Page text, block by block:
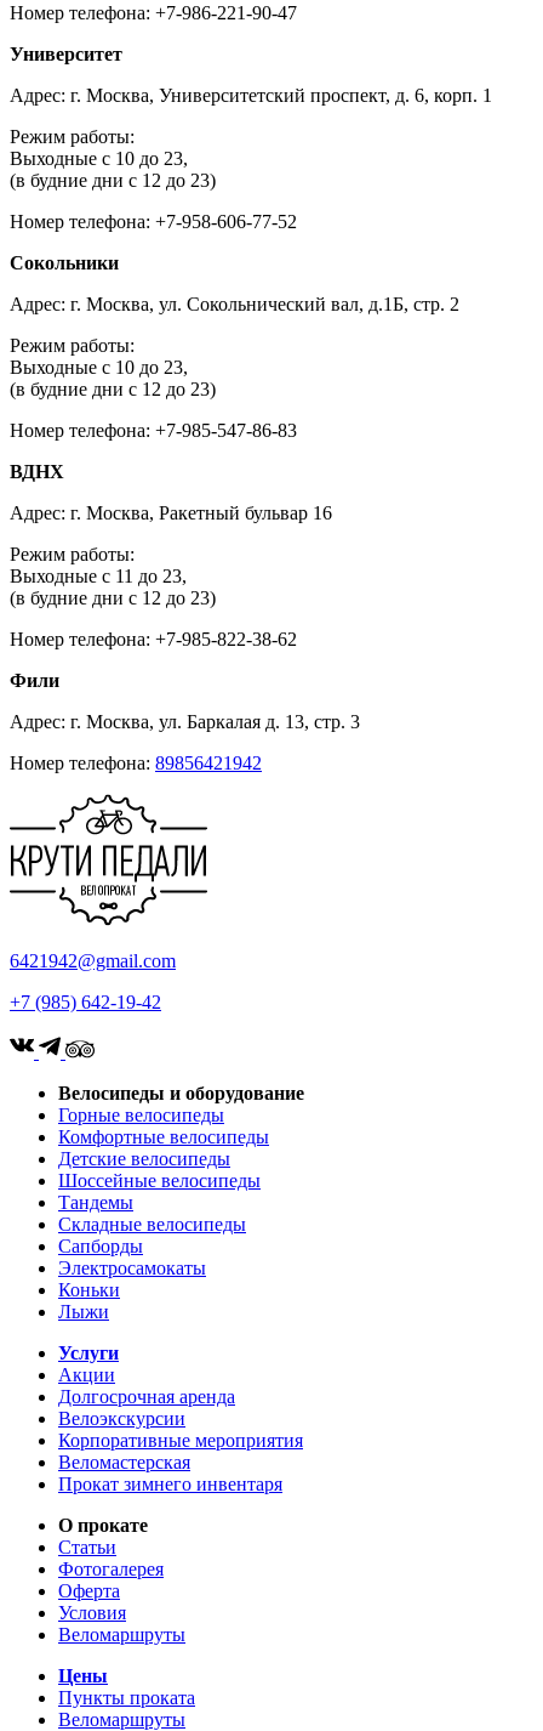
Номер телефона: +7-986-221-90-47
Университет
Адрес: г. Москва, Университетский проспект, д. 6, корп. 1
Режим работы:
Выходные с 10 до 23,
(в будние дни с 12 до 23)
Номер телефона: +7-958-606-77-52
Сокольники
Адрес: г. Москва, ул. Сокольнический вал, д.1Б, стр. 2
Режим работы:
Выходные с 10 до 23,
(в будние дни с 12 до 23)
Номер телефона: +7-985-547-86-83
ВДНХ
Адрес: г. Москва, Ракетный бульвар 16
Режим работы:
Выходные с 11 до 23,
(в будние дни с 12 до 23)
Номер телефона: +7-985-822-38-62
Фили
Адрес: г. Москва, ул. Баркалая д. 13, стр. 3
Номер телефона: 89856421942
6421942@gmail.com
+7 (985) 642-19-42
Велосипеды и оборудование
Горные велосипеды
Комфортные велосипеды
Детские велосипеды
Шоссейные велосипеды
Тандемы
Складные велосипеды
Сапборды
Электросамокаты
Коньки
Лыжи
Услуги
Акции
Долгосрочная аренда
Велоэкскурсии
Корпоративные мероприятия
Веломастерская
Прокат зимнего инвентаря
О прокате
Статьи
Фотогалерея
Оферта
Условия
Веломаршруты
Цены
Пункты проката
Веломаршруты